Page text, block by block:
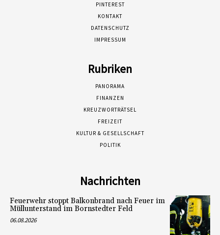
PINTEREST
KONTAKT
DATENSCHUTZ
IMPRESSUM
Rubriken
PANORAMA
FINANZEN
KREUZWORTRÄTSEL
FREIZEIT
KULTUR & GESELLSCHAFT
POLITIK
Nachrichten
Feuerwehr stoppt Balkonbrand nach Feuer im
Müllunterstand im Bornstedter Feld
06.08.2026